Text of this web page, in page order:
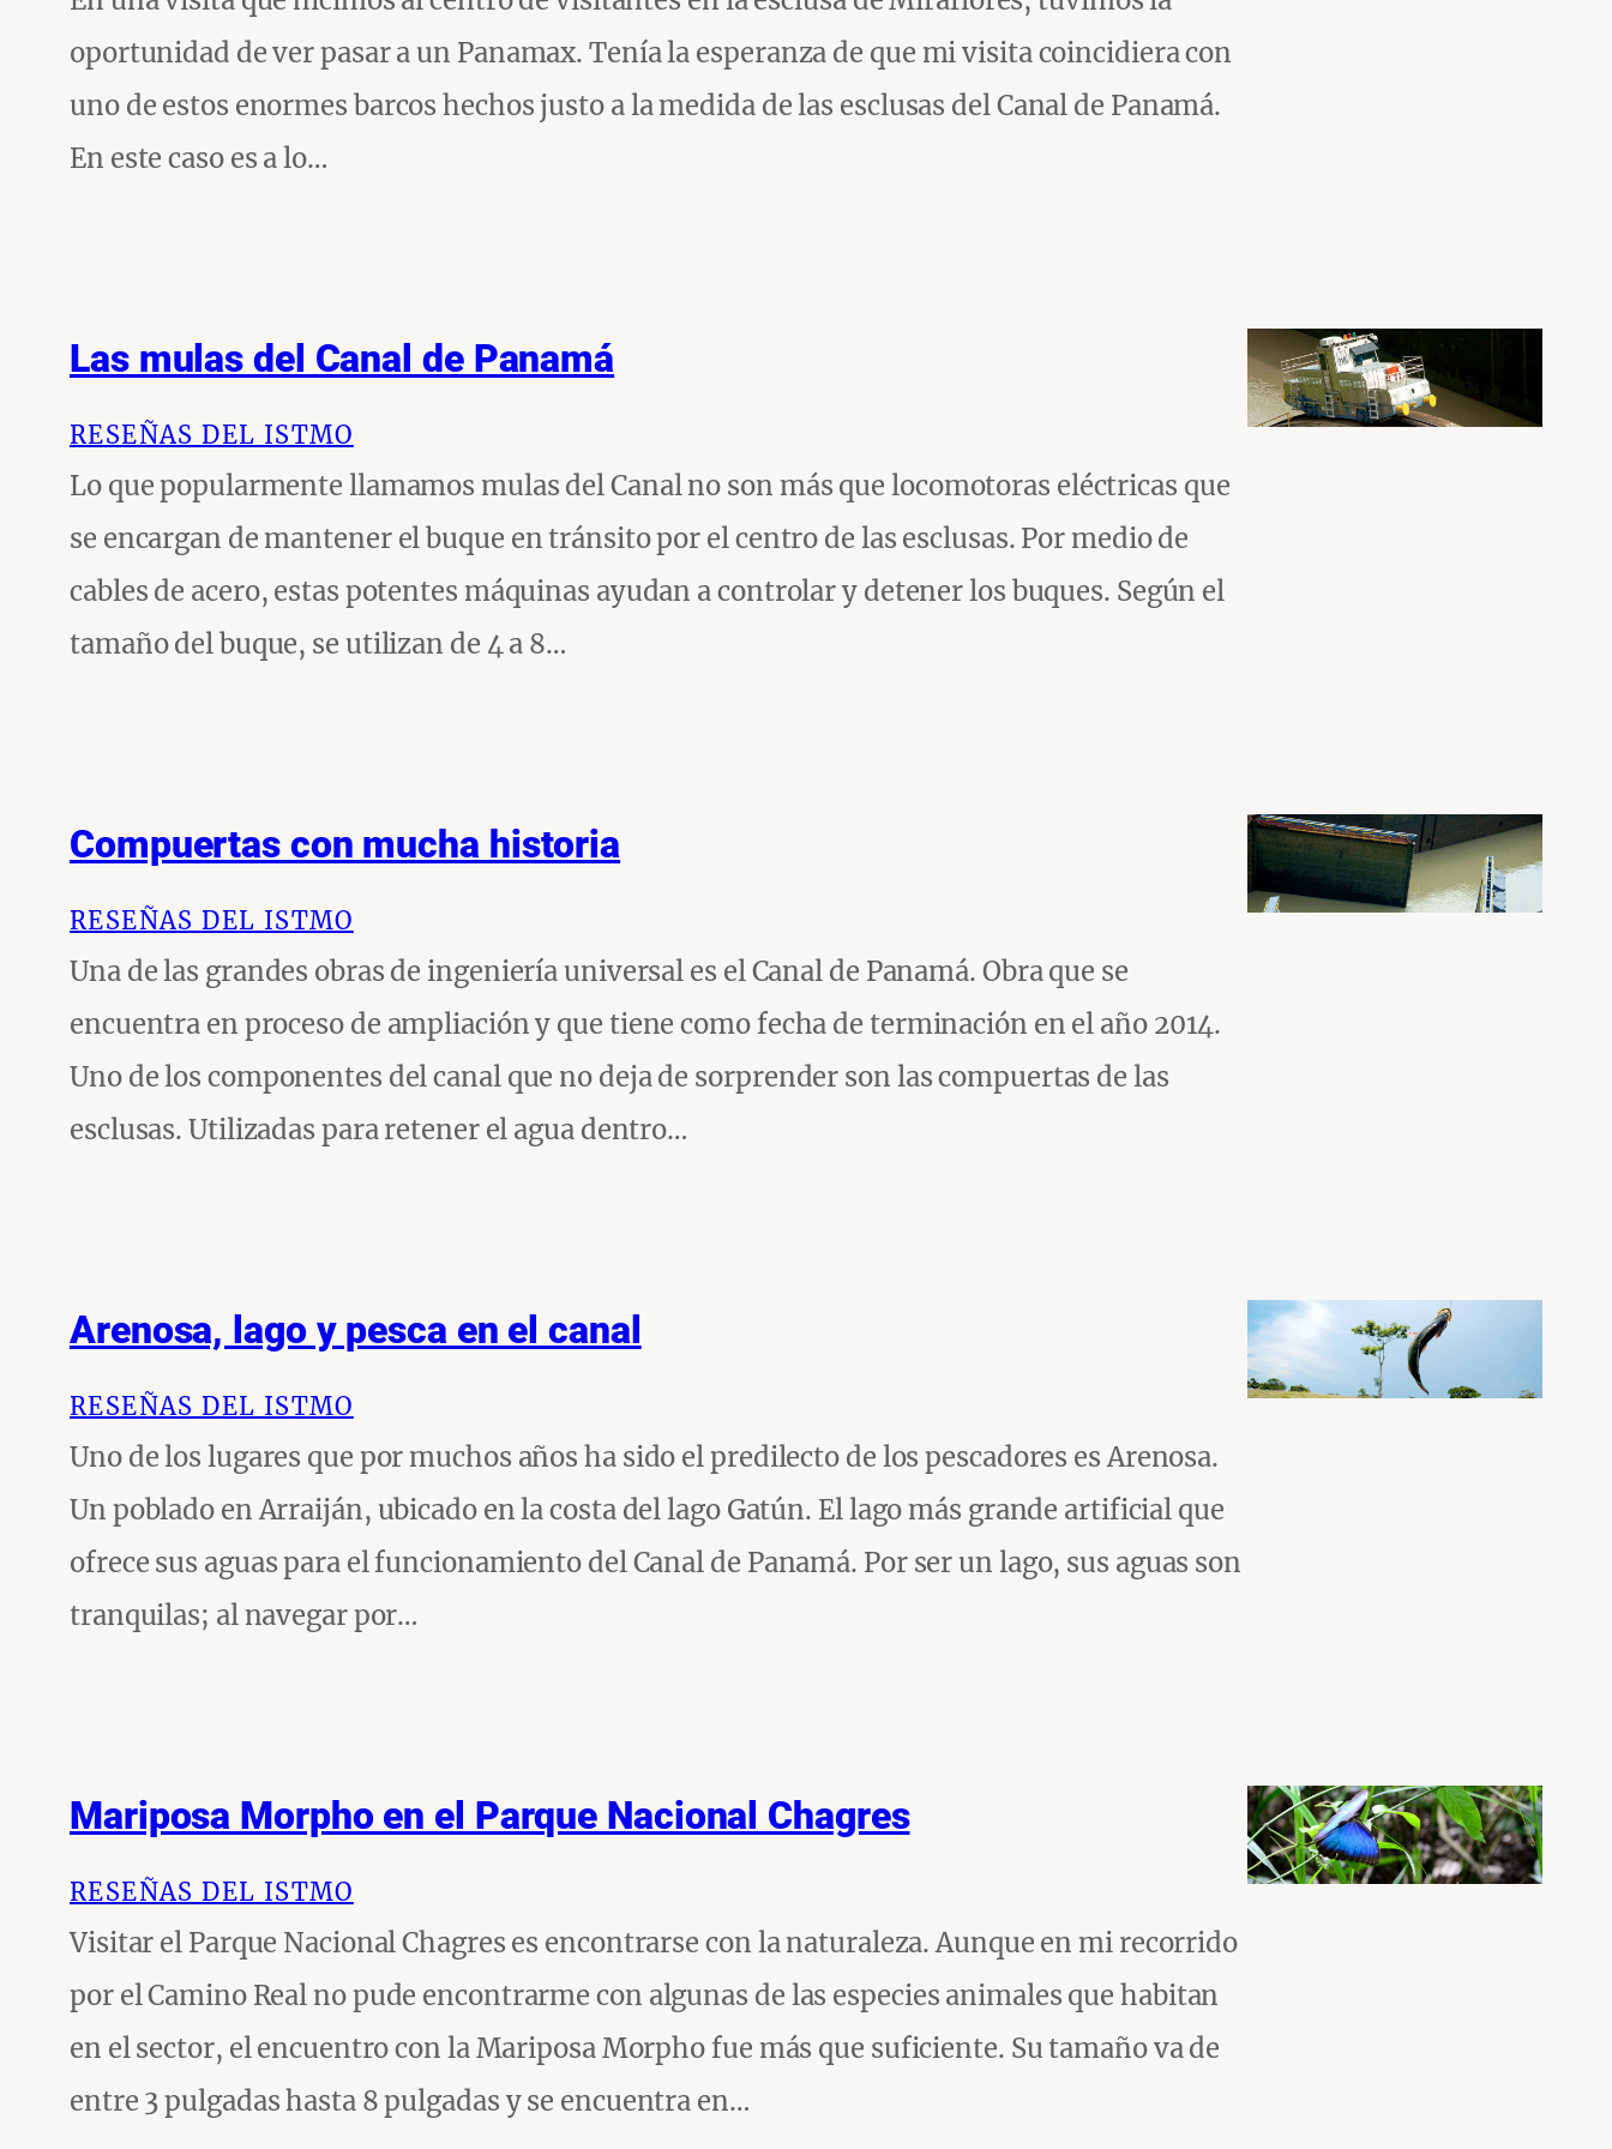
oportunidad de ver pasar a un Panamax. Tenía la esperanza de que mi visita coincidiera con
uno de estos enormes barcos hechos justo a la medida de las esclusas del Canal de Panamá.
En este caso es a lo…
Las mulas del Canal de Panamá
RESEÑAS DEL ISTMO
Lo que popularmente llamamos mulas del Canal no son más que locomotoras eléctricas que
se encargan de mantener el buque en tránsito por el centro de las esclusas. Por medio de
cables de acero, estas potentes máquinas ayudan a controlar y detener los buques. Según el
tamaño del buque, se utilizan de 4 a 8…
Compuertas con mucha historia
RESEÑAS DEL ISTMO
Una de las grandes obras de ingeniería universal es el Canal de Panamá. Obra que se
encuentra en proceso de ampliación y que tiene como fecha de terminación en el año 2014.
Uno de los componentes del canal que no deja de sorprender son las compuertas de las
esclusas. Utilizadas para retener el agua dentro…
Arenosa, lago y pesca en el canal
RESEÑAS DEL ISTMO
Uno de los lugares que por muchos años ha sido el predilecto de los pescadores es Arenosa.
Un poblado en Arraiján, ubicado en la costa del lago Gatún. El lago más grande artificial que
ofrece sus aguas para el funcionamiento del Canal de Panamá. Por ser un lago, sus aguas son
tranquilas; al navegar por…
Mariposa Morpho en el Parque Nacional Chagres
RESEÑAS DEL ISTMO
Visitar el Parque Nacional Chagres es encontrarse con la naturaleza. Aunque en mi recorrido
por el Camino Real no pude encontrarme con algunas de las especies animales que habitan
en el sector, el encuentro con la Mariposa Morpho fue más que suficiente. Su tamaño va de
entre 3 pulgadas hasta 8 pulgadas y se encuentra en…